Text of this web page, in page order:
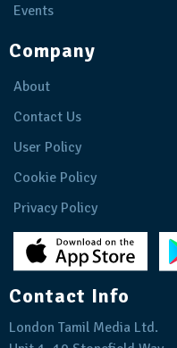
Events
Company
About
Contact Us
User Policy
Cookie Policy
Privacy Policy
Contact Info
London Tamil Media Ltd.